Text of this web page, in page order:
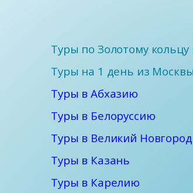
Туры по Золотому кольцу
Туры на 1 день из Москвы
Туры в Абхазию
Туры в Белоруссию
Туры в Великий Новгород
Туры в Казань
Туры в Карелию